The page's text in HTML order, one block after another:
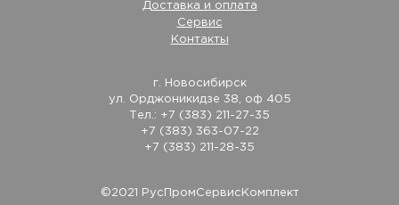
©2021 РусПромСервисКомплект
Доставка и оплата
Сервис
Контакты
г. Новосибирск
ул. Орджоникидзе 38, оф 405
Тел.: +7 (383) 211-27-35
+7 (383) 363-07-22
+7 (383) 211-28-35